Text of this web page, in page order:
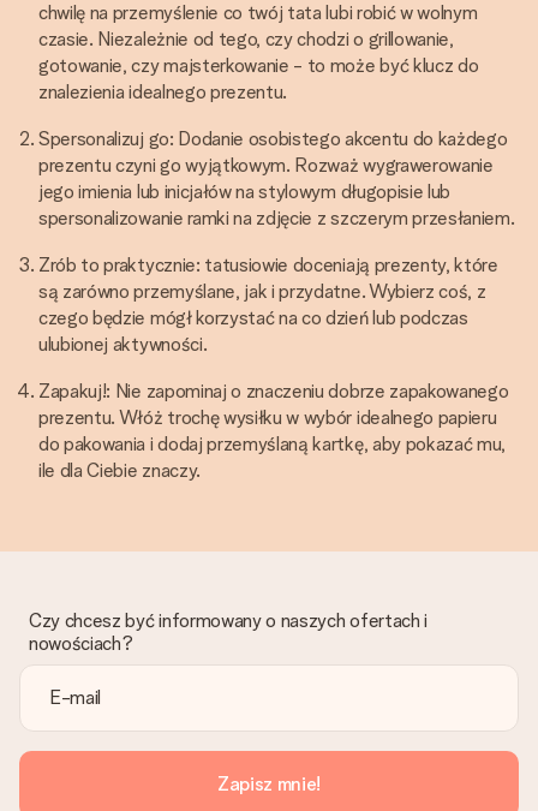
chwilę na przemyślenie co twój tata lubi robić w wolnym
czasie. Niezależnie od tego, czy chodzi o grillowanie,
gotowanie, czy majsterkowanie - to może być klucz do
znalezienia idealnego prezentu.
Spersonalizuj go: Dodanie osobistego akcentu do każdego
prezentu czyni go wyjątkowym. Rozważ wygrawerowanie
jego imienia lub inicjałów na stylowym długopisie lub
spersonalizowanie ramki na zdjęcie z szczerym przesłaniem.
Zrób to praktycznie: tatusiowie doceniają prezenty, które
są zarówno przemyślane, jak i przydatne. Wybierz coś, z
czego będzie mógł korzystać na co dzień lub podczas
ulubionej aktywności.
Zapakuj!: Nie zapominaj o znaczeniu dobrze zapakowanego
prezentu. Włóż trochę wysiłku w wybór idealnego papieru
do pakowania i dodaj przemyślaną kartkę, aby pokazać mu,
ile dla Ciebie znaczy.
Czy chcesz być informowany o naszych ofertach i
nowościach?
Zapisz mnie!